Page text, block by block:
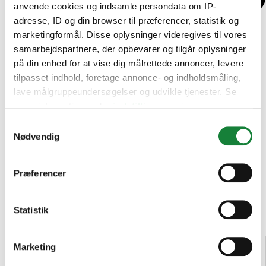
anvende cookies og indsamle persondata om IP-
adresse, ID og din browser til præferencer, statistik og
marketingformål. Disse oplysninger videregives til vores
samarbejdspartnere, der opbevarer og tilgår oplysninger
på din enhed for at vise dig målrettede annoncer, levere
tilpasset indhold, foretage annonce- og indholdsmåling,
lave målgruppeundersøgelser og udvikle tjenester. Se
tilbage eller ændre indstillinger fra vores
"Cookiedeklaration", eller ved at trykke på "Privacy
Indsamle præcise oplysninger om din placering,
Identificere din enhed baseret på en scanning af
dens unikke karakteristika (fingerprinting)
Nødvendig
Præferencer
Statistik
MarketingAudi (